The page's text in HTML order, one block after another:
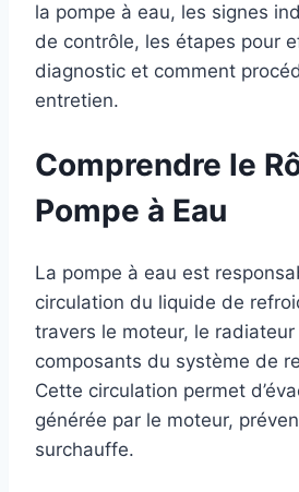
la pompe à eau, les signes
de contrôle, les étapes pour
diagnostic et comment
entretien.
Comprendre le
Pompe à Eau
La pompe à eau est
circulation du liquide de
travers le moteur, le radiateur
composants du système de
Cette circulation permet
générée par le moteur,
surchauffe.